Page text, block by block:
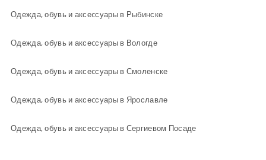
Одежда, обувь и аксеcсуары в Рыбинске
Одежда, обувь и аксеcсуары в Вологде
Одежда, обувь и аксеcсуары в Смоленске
Одежда, обувь и аксеcсуары в Ярославле
Одежда, обувь и аксеcсуары в Сергиевом Посаде